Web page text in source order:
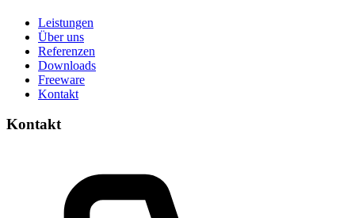
Leistungen
Über uns
Referenzen
Downloads
Freeware
Kontakt
Kontakt